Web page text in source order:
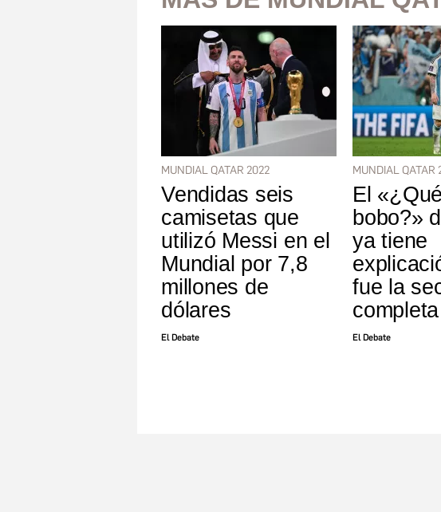
MUNDIAL QATAR 2022
Vendidas seis
camisetas que
utilizó Messi en el
Mundial por 7,8
millones de
dólares
El Debate
MUNDIAL QATAR
El
bobo?»
ya tiene
fue la
completa
El Debate